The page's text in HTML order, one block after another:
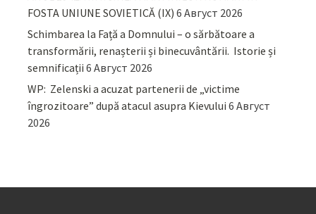
FOSTA UNIUNE SOVIETICĂ (IX) 6 Август 2026
Schimbarea la Față a Domnului – o sărbătoare a
transformării, renașterii și binecuvântării. Istorie și
semnificații 6 Август 2026
WP: Zelenski a acuzat partenerii de „victime
îngrozitoare” după atacul asupra Kievului 6 Август
2026